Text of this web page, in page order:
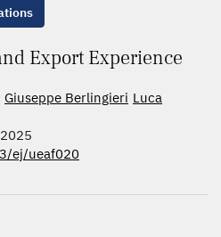
Export Experience
Giuseppe Berlingieri Luca
ej/ueaf020